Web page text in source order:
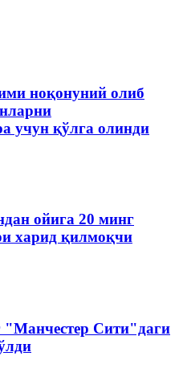
ноқонуний олиб
учун қўлга олинди
ойига 20 минг
харид қилмоқчи
"Манчестер Сити"даги